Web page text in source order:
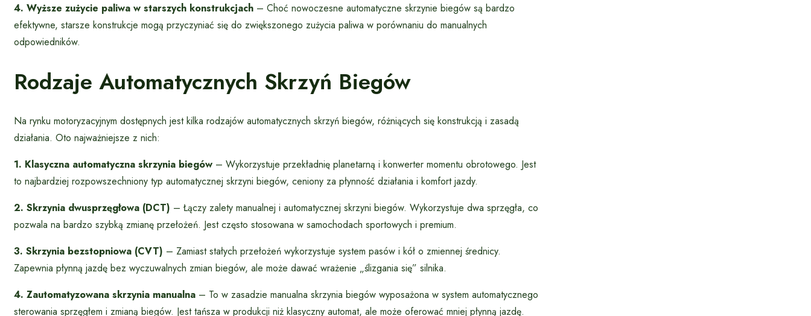
4. Wyższe zużycie paliwa w starszych konstrukcjach – Choć nowoczesne automatyczne skrzynie biegów są bardzo
efektywne, starsze konstrukcje mogą przyczyniać się do zwiększonego zużycia paliwa w porównaniu do manualnych
odpowiedników.
Rodzaje Automatycznych Skrzyń Biegów
Na rynku motoryzacyjnym dostępnych jest kilka rodzajów automatycznych skrzyń biegów, różniących się konstrukcją i zasadą
działania. Oto najważniejsze z nich:
1. Klasyczna automatyczna skrzynia biegów – Wykorzystuje przekładnię planetarną i konwerter momentu obrotowego. Jest
to najbardziej rozpowszechniony typ automatycznej skrzyni biegów, ceniony za płynność działania i komfort jazdy.
2. Skrzynia dwusprzęgłowa (DCT) – Łączy zalety manualnej i automatycznej skrzyni biegów. Wykorzystuje dwa sprzęgła, co
pozwala na bardzo szybką zmianę przełożeń. Jest często stosowana w samochodach sportowych i premium.
3. Skrzynia bezstopniowa (CVT) – Zamiast stałych przełożeń wykorzystuje system pasów i kół o zmiennej średnicy.
Zapewnia płynną jazdę bez wyczuwalnych zmian biegów, ale może dawać wrażenie „ślizgania się” silnika.
4. Zautomatyzowana skrzynia manualna – To w zasadzie manualna skrzynia biegów wyposażona w system automatycznego
sterowania sprzęgłem i zmianą biegów. Jest tańsza w produkcji niż klasyczny automat, ale może oferować mniej płynną jazdę.